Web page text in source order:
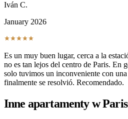
Iván C.
January 2026
Es un muy buen lugar, cerca a la
no es tan lejos del centro de Paris. En
solo tuvimos un inconveniente con
finalmente se resolvió. Recomendado.
Inne apartamenty w Paris